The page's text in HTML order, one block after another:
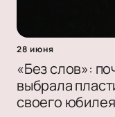
28 июня
«Без слов»:
выбрала
своего юбилея